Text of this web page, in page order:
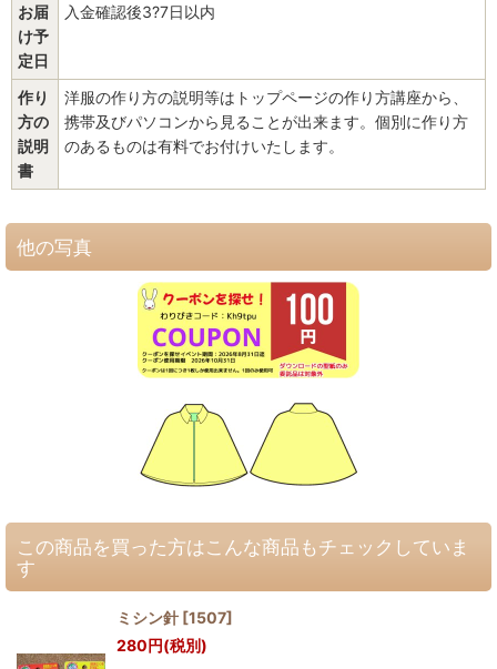
お届
け予
定日
入金確認後3?7日以内
作り
方の
説明
書
洋服の作り方の説明等はトップページの作り方講座から、
携帯及びパソコンから見ることが出来ます。個別に作り方
のあるものは有料でお付けいたします。
他の写真
この商品を買った方はこんな商品もチェックしていま
す
ミシン針 [1507]
280円(税別)